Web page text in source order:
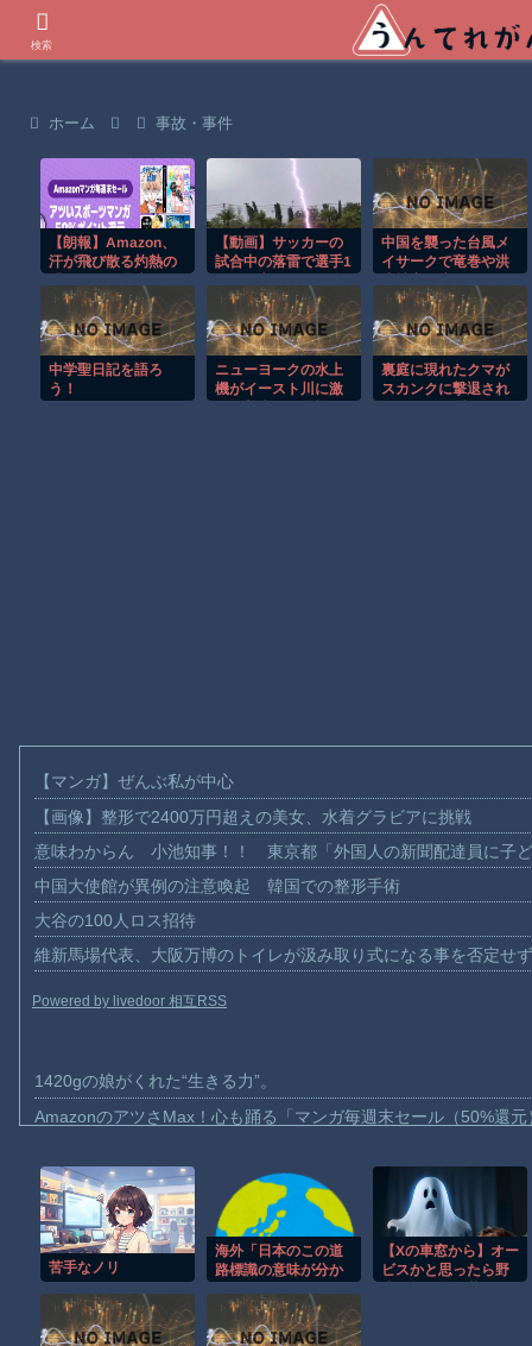
ホーム 事故・事件
【朗報】Amazon、
汗が飛び散る灼熱の
ル（50%還元）」を
開催！
【動画】サッカーの
試合中の落雷で選手1
傷した事故。
中国を襲った台風メ
イサークで竜巻や洪
中学聖日記を語ろ
う！
ニューヨークの水上
機がイースト川に激
裏庭に現れたクマが
スカンクに撃退され
【マンガ】ぜんぶ私が中心
【画像】整形で2400万円超えの美女、水着グラビアに挑戦
意味わからん 小池知事！！ 東京都「外国人の新聞配達員に子
中国大使館が異例の注意喚起 韓国での整形手術
大谷の100人ロス招待
維新馬場代表、大阪万博のトイレが汲み取り式になる事を否定せ
Powered by livedoor 相互RSS
1420gの娘がくれた“生きる力”。
AmazonのアツさMax！心も踊る「マンガ毎週末セール（50%還
【画像】十二支合体！！ところでその前足、猫じゃね？
【動画】ロシア軍のドローンをネット発射装置で撃墜するウクラ
【動画】逃げる判断はやっ！埼玉でスマホ運転のプリウスに当て
渡邊渚さん「私がPTSDと診断された当時、世間はまだPTSDと
苦手なノリ
海外「日本のこの道
路標識の意味が分か
ど…」
【Xの車窓から】オー
ビスかと思ったら野
検索